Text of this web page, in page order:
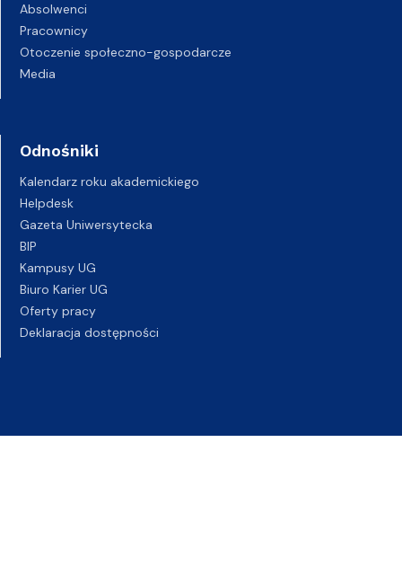
Absolwenci
Pracownicy
Otoczenie społeczno-gospodarcze
Media
Odnośniki
Kalendarz roku akademickiego
Helpdesk
Gazeta Uniwersytecka
BIP
Kampusy UG
Biuro Karier UG
Oferty pracy
Deklaracja dostępności